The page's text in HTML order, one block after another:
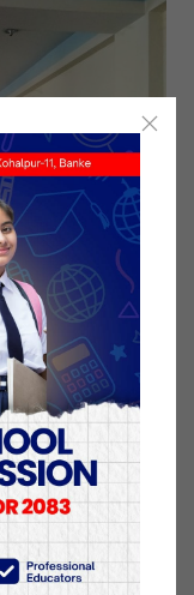
उपाध्यक्ष
सम्पादनमा सिमित
उत्कृष्ट कार्य